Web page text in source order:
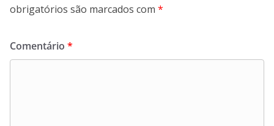
obrigatórios são marcados com *
Comentário *